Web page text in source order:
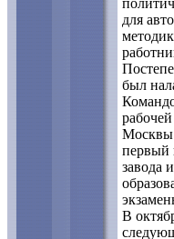
для
был
Москвы
первый
завода
В